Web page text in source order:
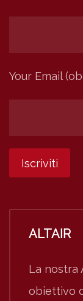
Your Email
ALTAIR
La nostra
obiettivo